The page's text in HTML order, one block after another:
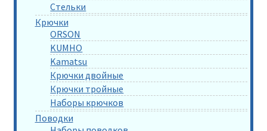
Стельки
Крючки
ORSON
KUMHO
Kamatsu
Крючки двойные
Крючки тройные
Наборы крючков
Поводки